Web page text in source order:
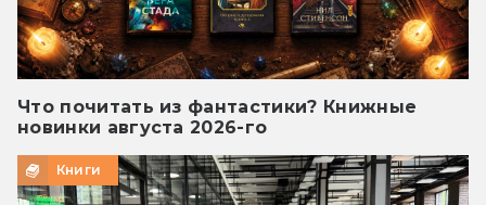
Что почитать из фантастики? Книжные
новинки августа 2026-го
Книги